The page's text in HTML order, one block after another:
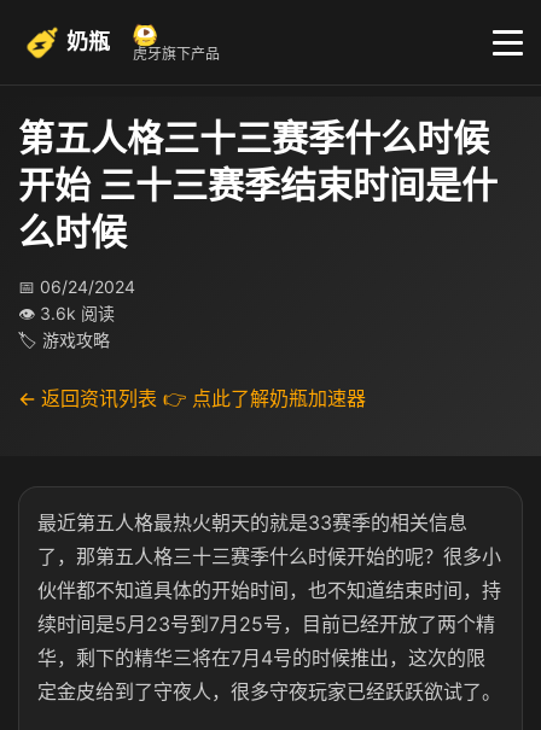
奶瓶 虎牙旗下产品
第五人格三十三赛季什么时候
开始 三十三赛季结束时间是什
么时候
📅 06/24/2024
👁 3.6k 阅读
🏷 游戏攻略
← 返回资讯列表 👉 点此了解奶瓶加速器
最近第五人格最热火朝天的就是33赛季的相关信息
了，那第五人格三十三赛季什么时候开始的呢？很多小
伙伴都不知道具体的开始时间，也不知道结束时间，持
续时间是5月23号到7月25号，目前已经开放了两个精
华，剩下的精华三将在7月4号的时候推出，这次的限
定金皮给到了守夜人，很多守夜玩家已经跃跃欲试了。